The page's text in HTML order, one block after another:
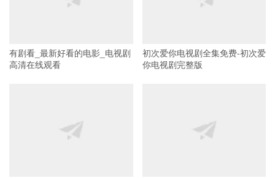
有剧看_最新好看的电影_电视剧
高清在线观看
初次爱你电视剧全集免费-初次爱
你电视剧完整版